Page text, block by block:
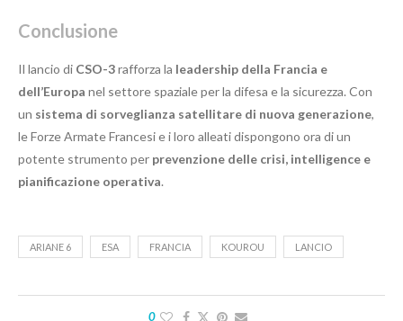
Conclusione
Il lancio di CSO-3rafforza la leadership della Francia e
dell’Europa nel settore spaziale per la difesa e la sicurezza. Con
un sistema di sorveglianza satellitare di nuova generazione,
le Forze Armate Francesi e i loro alleati dispongono ora di un
potente strumento per prevenzione delle crisi, intelligence e
pianificazione operativa.
ARIANE 6 ESA FRANCIA KOUROU LANCIO
0